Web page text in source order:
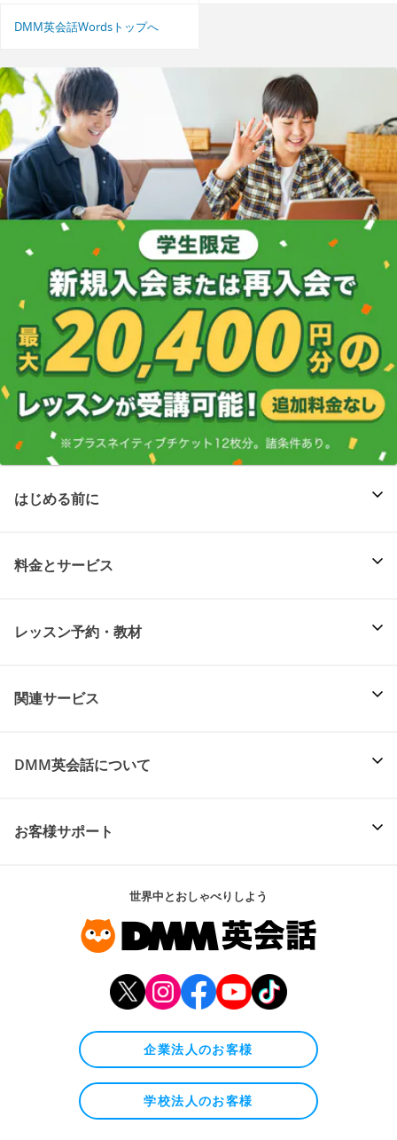
DMM英会話Wordsトップへ
はじめる前に
料金とサービス
レッスン予約・教材
関連サービス
DMM英会話について
お客様サポート
世界中とおしゃべりしよう
企業法人のお客様
学校法人のお客様